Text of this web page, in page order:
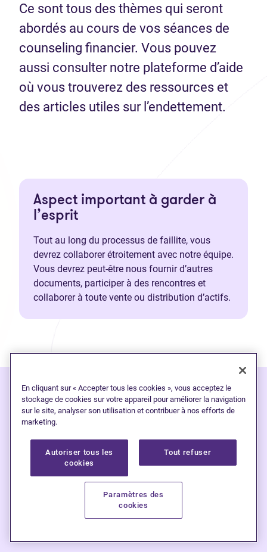
Ce sont tous des thèmes qui seront
abordés au cours de vos séances de
counseling financier. Vous pouvez
aussi consulter notre plateforme d’aide
où vous trouverez des ressources et
des articles utiles sur l’endettement.
Aspect important à garder à
l’esprit
Tout au long du processus de faillite, vous
devrez collaborer étroitement avec notre équipe.
Vous devrez peut-être nous fournir d’autres
documents, participer à des rencontres et
collaborer à toute vente ou distribution d’actifs.
L’endettement estplus
fréquent que vous ne
le pensez
Nous aidons les Canadiens à reprendre
le contrôle de leurs finances et à avoir
En cliquant sur « Accepter tous les cookies », vous acceptez le
stockage de cookies sur votre appareil pour améliorer la navigation
sur le site, analyser son utilisation et contribuer à nos efforts de
marketing.
Autoriser tous les
cookies
Tout refuser
Paramètres des
cookies